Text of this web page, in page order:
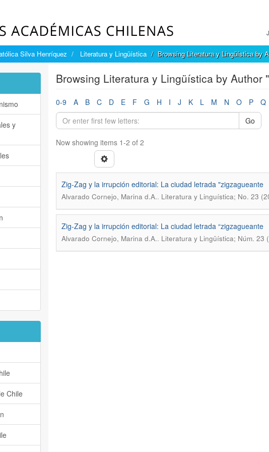
Silva Henríquez Literatura y Lingüística Browsing Literatura y Lingüística by
Browsing Literatura y Lingüística by Author
0-9 A B C D E F G H I J K L M N O P Q
Go
Now showing items 1-2 of 2
Zig-Zag y la irrupción editorial: La ciudad letrada "zigzagueante
Alvarado Cornejo, Marina d.A.. Literatura y Linguí­stica; No. 23
Zig-Zag y la irrupción editorial: La ciudad letrada “zigzagueante
Alvarado Cornejo, Marina d.A.. Literatura y Lingüística; Núm.
y
Chile